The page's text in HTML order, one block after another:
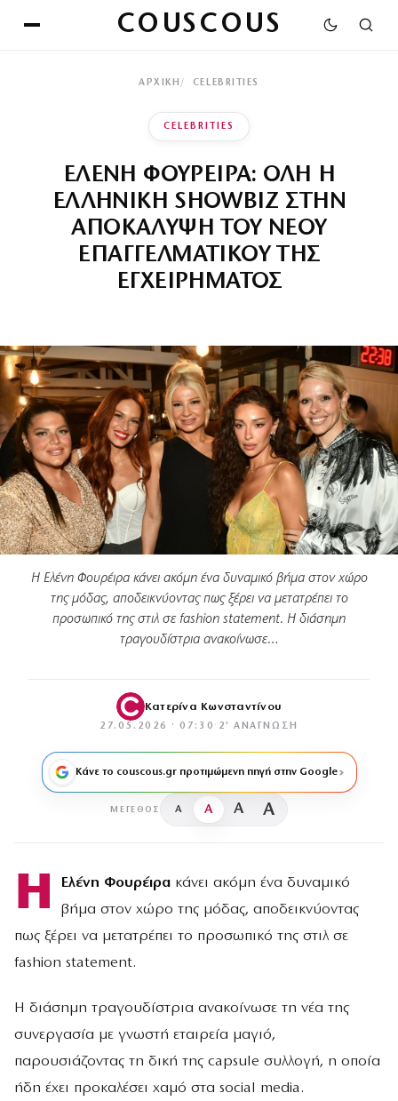
COUSCOUS
ΑΡΧΙΚΉ CELEBRITIES
CELEBRITIES
ΕΛΕΝΗ ΦΟΥΡΕΙΡΑ: ΟΛΗ Η
ΕΛΛΗΝΙΚΗ SHOWBIZ ΣΤΗΝ
ΑΠΟΚΑΛΥΨΗ ΤΟΥ ΝΕΟΥ
ΕΠΑΓΓΕΛΜΑΤΙΚΟΥ ΤΗΣ
ΕΓΧΕΙΡΗΜΑΤΟΣ
Η Ελένη Φουρέιρα κάνει ακόμη ένα δυναμικό βήμα στον χώρο
της μόδας, αποδεικνύοντας πως ξέρει να μετατρέπει το
προσωπικό της στιλ σε fashion statement. Η διάσημη
τραγουδίστρια ανακοίνωσε…
Κατερίνα Κωνσταντίνου
27.05.2026 · 07:30 · 2′ ΑΝΆΓΝΩΣΗ
Κάνε το couscous.gr προτιμώμενη πηγή στην Google
ΜΈΓΕΘΟΣ A A A A
Η Ελένη Φουρέιρακάνει ακόμη ένα δυναμικό
βήμα στον χώρο της μόδας, αποδεικνύοντας
πως ξέρει να μετατρέπει το προσωπικό της στιλ σε
fashion statement.
Η διάσημη τραγουδίστρια ανακοίνωσε τη νέα της
συνεργασία με γνωστή εταιρεία μαγιό,
παρουσιάζοντας τη δική της capsule συλλογή, η οποία
ήδη έχει προκαλέσει χαμό στα social media.